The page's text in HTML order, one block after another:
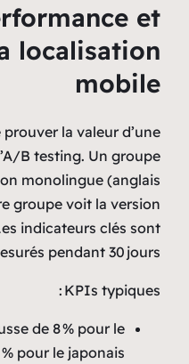
Analyse de
ROI de
Le meilleur moyen de
localisation est
d’utilisateurs reçoit la
uniquement),
entièrement traduite.
alors
Taux de conversion :
français, 6